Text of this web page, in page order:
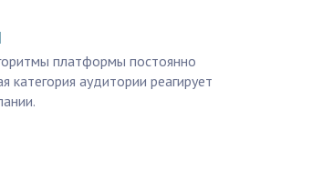
платформы постоянно
аудитории реагирует